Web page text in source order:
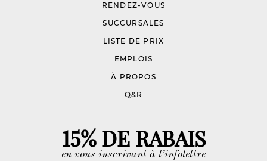
RENDEZ-VOUS
SUCCURSALES
LISTE DE PRIX
EMPLOIS
À PROPOS
Q&R
15% DE RABAIS
en vous inscrivant à l’infolettre